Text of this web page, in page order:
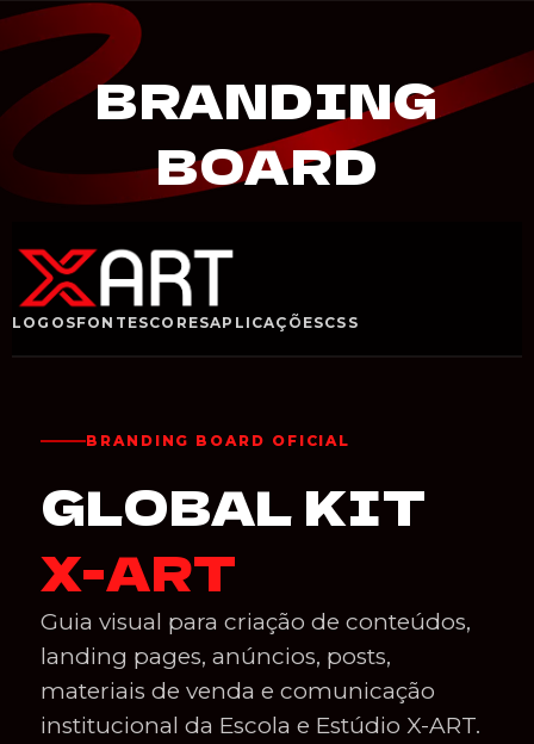
BRANDING
BOARD
LOGOSFONTESCORESAPLICAÇÕESCSS
BRANDING BOARD OFICIAL
GLOBAL KIT
X-ART
Guia visual para criação de conteúdos,
landing pages, anúncios, posts,
materiais de venda e comunicação
institucional da Escola e Estúdio X-ART.